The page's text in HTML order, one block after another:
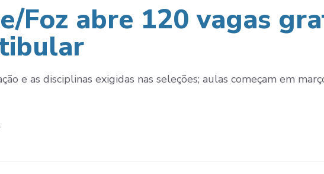
Foz abre 120 vagas
e as disciplinas exigidas nas seleções; aulas começam em